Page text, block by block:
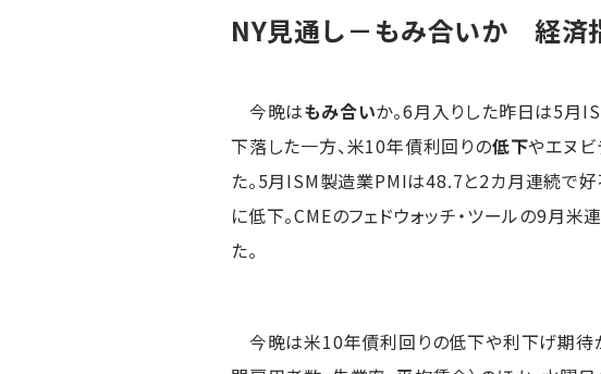
NY見通し－もみ合いか 経済
今晩はもみ合いか。6月入りした昨日は5月
下落した一方、米10年債利回りの低下やエヌビ
た。5月ISM製造業PMIは48.7と2カ月連続で
に低下。CMEのフェドウォッチ・ツールの9月
た。
今晩は米10年債利回りの低下や利下げ期待